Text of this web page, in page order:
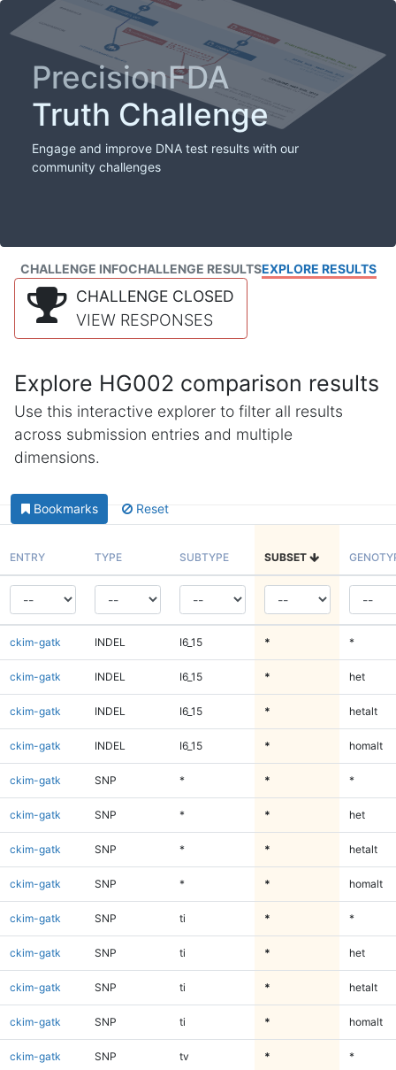
PrecisionFDA
Truth Challenge
Engage and improve DNA test results with our
community challenges
CHALLENGE INFOCHALLENGE RESULTSEXPLORE RESULTS
CHALLENGE CLOSED
VIEW RESPONSES
Explore HG002 comparison results
Use this interactive explorer to filter all results
across submission entries and multiple
dimensions.
Bookmarks Reset
ENTRY TYPE SUBTYPE SUBSET
ckim-gatk INDEL I6_15 * *
ckim-gatk INDEL I6_15 * het
ckim-gatk INDEL I6_15 * hetalt
ckim-gatk INDEL I6_15 * homalt
ckim-gatk SNP * * *
ckim-gatk SNP * * het
ckim-gatk SNP * * hetalt
ckim-gatk SNP * * homalt
ckim-gatk SNP ti * *
ckim-gatk SNP ti * het
ckim-gatk SNP ti * hetalt
ckim-gatk SNP ti * homalt
ckim-gatk SNP tv * *